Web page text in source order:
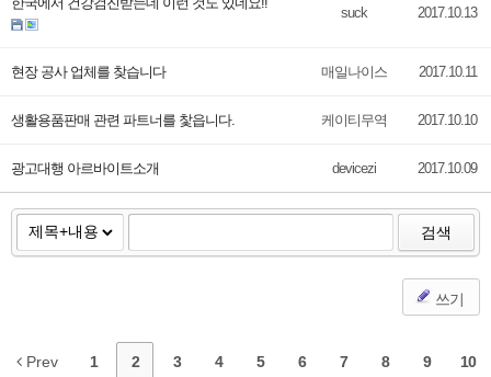
suck 2017.10.13
현장 공사 업체를 찾습니다 매일나이스 2017.10.11
생활용품판매 관련 파트너를 찿읍니다. 케이티무역 2017.10.10
광고대행 아르바이트소개 devicezi 2017.10.09
검색
쓰기
Prev 1 2 3 4 5 6 7 8 9 10